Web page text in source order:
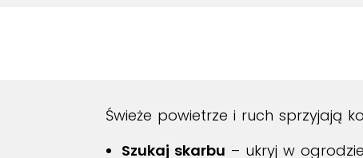
Świeże powietrze i ruch sprzyjają
Szukaj skarbu – ukryj w